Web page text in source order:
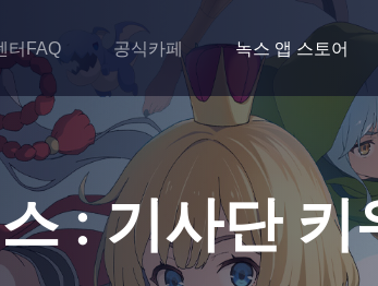
터FAQ 공식카페 녹스 앱 스토어
: 기사단 키